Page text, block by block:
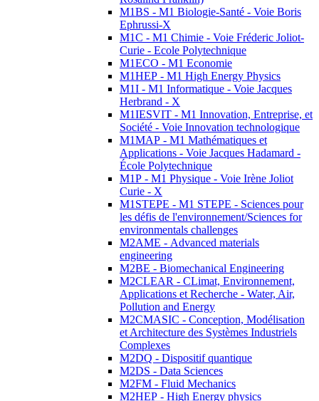
M1BS - M1 Biologie-Santé - Voie Boris
Ephrussi-X
M1C - M1 Chimie - Voie Fréderic Joliot-
Curie - Ecole Polytechnique
M1ECO - M1 Economie
M1HEP - M1 High Energy Physics
M1I - M1 Informatique - Voie Jacques
Herbrand - X
M1IESVIT - M1 Innovation, Entreprise, et
Société - Voie Innovation technologique
M1MAP - M1 Mathématiques et
Applications - Voie Jacques Hadamard -
École Polytechnique
M1P - M1 Physique - Voie Irène Joliot
Curie - X
M1STEPE - M1 STEPE - Sciences pour
les défis de l'environnement/Sciences for
environmentals challenges
M2AME - Advanced materials
engineering
M2BE - Biomechanical Engineering
M2CLEAR - CLimat, Environnement,
Applications et Recherche - Water, Air,
Pollution and Energy
M2CMASIC - Conception, Modélisation
et Architecture des Systèmes Industriels
Complexes
M2DQ - Dispositif quantique
M2DS - Data Sciences
M2FM - Fluid Mechanics
M2HEP - High Energy physics